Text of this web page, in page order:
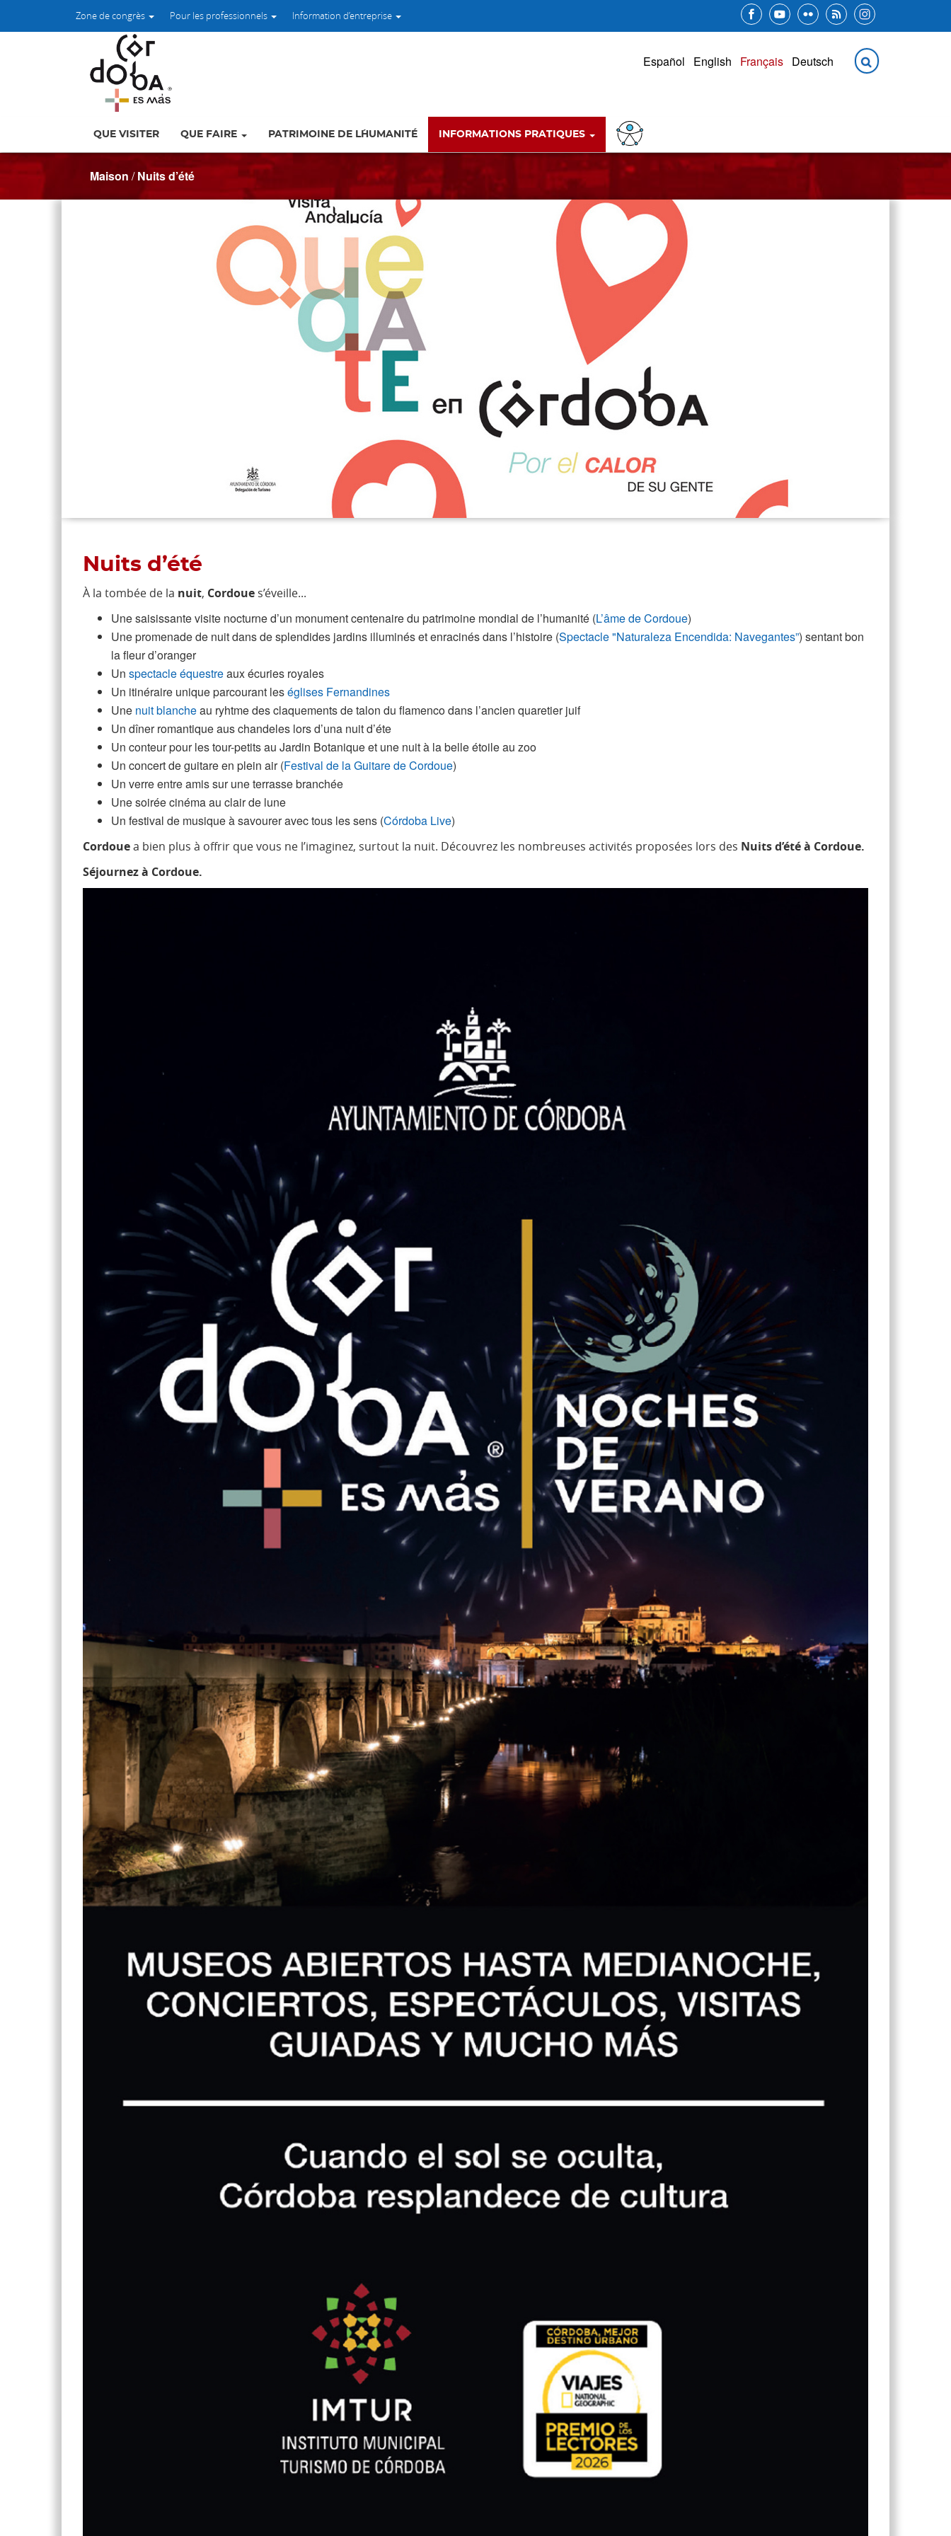
Zone de congrès Pour les professionnels Information d’entreprise
QUE VISITER QUE FAIRE PATRIMOINE DE L´HUMANITÉ INFORMATIONS PRATIQUES
Maison /Nuits d’été
Nuits d’été
À la tombée de la nuit, Cordoue s’éveille...
Une saisissante visite nocturne d’un monument centenaire du patrimoine mondial de l’humanité (L’âme de Cordoue)
Une promenade de nuit dans de splendides jardins illuminés et enracinés dans l’histoire (Spectacle "Naturaleza Encendida: Navegantes”) sentant bon
la fleur d’oranger
Un spectacle équestreaux écuries royales
Un itinéraire unique parcourant leséglises Fernandines
Une nuit blancheau ryhtme des claquements de talon du flamenco dans l’ancien quaretier juif
Un dîner romantique aus chandeles lors d’una nuit d’éte
Un conteur pour les tour-petits au Jardin Botanique et une nuit à la belle étoile au zoo
Un concert de guitare en plein air (Festival de la Guitare de Cordoue)
Un verre entre amis sur une terrasse branchée
Une soirée cinéma au clair de lune
Un festival de musique à savourer avec tous les sens (Córdoba Live)
Cordouea bien plus à offrir que vous ne l’imaginez, surtout la nuit. Découvrez les nombreuses activités proposées lors des Nuits d’été à Cordoue.
Séjournez à Cordoue.